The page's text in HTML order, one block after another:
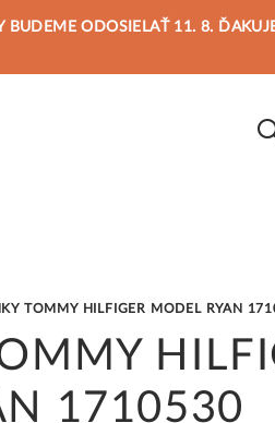
BUDEME ODOSIELAŤ 11. 8.
TOMMY HILFIGER MODEL RYAN
1710530